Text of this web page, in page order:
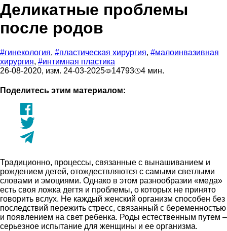
Деликатные проблемы
после родов
#гинекология, #пластическая хирургия, #малоинвазивная
хирургия, #интимная пластика
26-08-2020, изм. 24-03-2025
14793 4 мин.
Поделитесь этим материалом:
Традиционно, процессы, связанные с вынашиванием и
рождением детей, отождествляются с самыми светлыми
словами и эмоциями. Однако в этом разнообразии «меда»
есть своя ложка дегтя и проблемы, о которых не принято
говорить вслух. Не каждый женский организм способен без
последствий пережить стресс, связанный с беременностью
и появлением на свет ребенка. Роды естественным путем –
серьезное испытание для женщины и ее организма.